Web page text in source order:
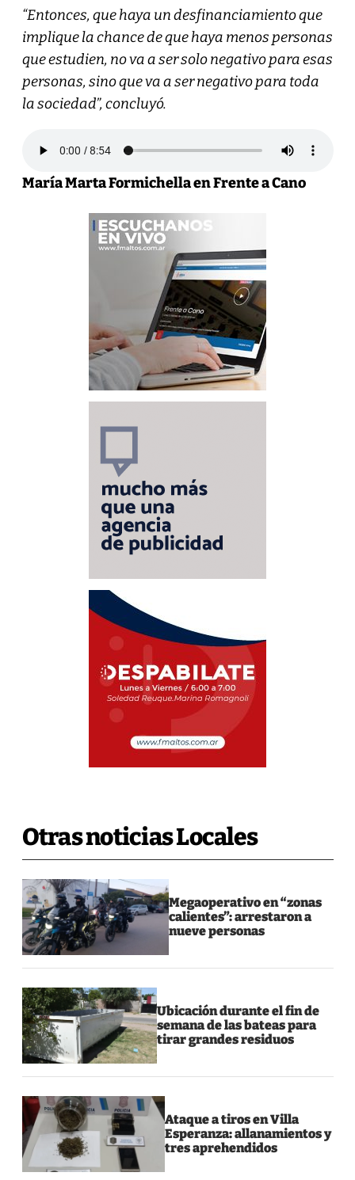
“Entonces, que haya un desfinanciamiento que
implique la chance de que haya menos personas
que estudien, no va a ser solo negativo para esas
personas, sino que va a ser negativo para toda
la sociedad”, concluyó.
María Marta Formichella en Frente a Cano
Otras noticias Locales
Megaoperativo en “zonas
calientes”: arrestaron a
nueve personas
Ubicación durante el fin de
semana de las bateas para
tirar grandes residuos
Ataque a tiros en Villa
Esperanza: allanamientos y
tres aprehendidos